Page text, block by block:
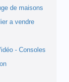
de maisons
a vendre
- Consoles